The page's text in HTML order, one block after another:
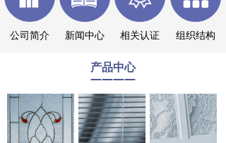
公司简介 新闻中心 相关认证 组织结构
产品中心
————